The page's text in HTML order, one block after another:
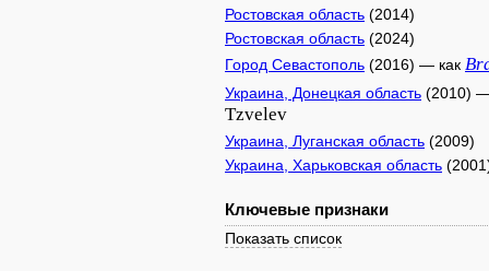
Ростовская область (2014)
Ростовская область (2024)
Город Севастополь (2016) — как
Украина, Донецкая область (2010)
Tzvelev
Украина, Луганская область (2009)
Украина, Харьковская область
Ключевые признаки
Показать список